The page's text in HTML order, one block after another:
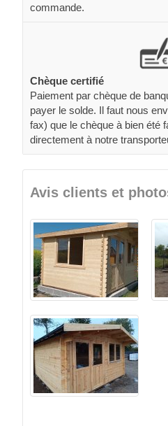
commande.
Chèque certifié
Paiement par chèque de
payer le solde. Il faut nous
fax) que le chèque à bien été
directement à notre
Avis clients et